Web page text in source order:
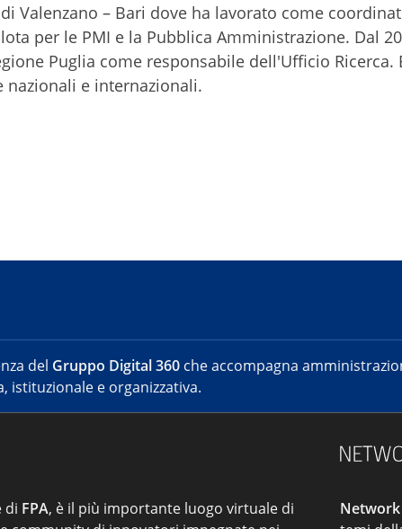
Valenzano – Bari dove ha lavorato come
per le PMI e la Pubblica Amministrazione. Dal
Puglia come responsabile dell'Ufficio Ricerca.
e internazionali.
del Gruppo Digital 360 che accompagna
istituzionale e organizzativa.
di FPA, è il più importante luogo virtuale di